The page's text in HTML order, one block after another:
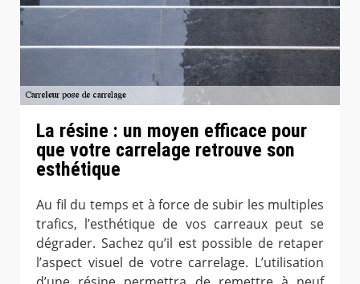
La résine : un moyen efficace pour
que votre carrelage retrouve son
esthétique
Au fil du temps et à force de subir les multiples
trafics, l’esthétique de vos carreaux peut se
dégrader. Sachez qu’il est possible de retaper
l’aspect visuel de votre carrelage. L’utilisation